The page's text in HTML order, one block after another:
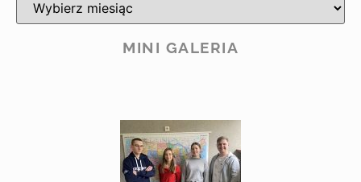
MINI GALERIA